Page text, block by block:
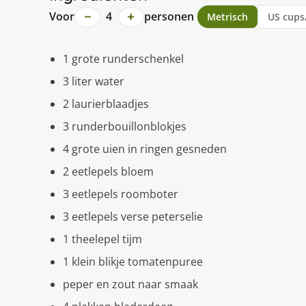
Voor − 4 + personen Metrisch US
1 grote runderschenkel
3 liter water
2 laurierblaadjes
3 runderbouillonblokjes
4 grote uien in ringen gesneden
2 eetlepels bloem
3 eetlepels roomboter
3 eetlepels verse peterselie
1 theelepel tijm
1 klein blikje tomatenpuree
peper en zout naar smaak